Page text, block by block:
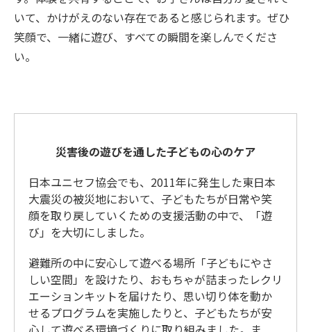
いて、かけがえのない存在であると感じられます。ぜひ
笑顔で、一緒に遊び、すべての瞬間を楽しんでくださ
い。
災害後の遊びを通した子どもの心のケア
日本ユニセフ協会でも、2011年に発生した東日本
大震災の被災地において、子どもたちが日常や笑
顔を取り戻していくための支援活動の中で、「遊
び」を大切にしました。
避難所の中に安心して遊べる場所「子どもにやさ
しい空間」を設けたり、おもちゃが詰まったレクリ
エーションキットを届けたり、思い切り体を動か
せるプログラムを実施したりと、子どもたちが安